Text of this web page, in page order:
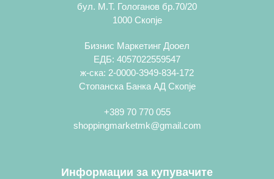
бул. М.Т. Гологанов бр.70/20
1000 Скопје
Бизнис Маркетинг Дооел
ЕДБ: 4057022559547
ж-ска: 2-0000-3949-834-172
Стопанска Банка АД Скопје
+389 70 770 055
shoppingmarketmk@gmail.com
Информации за купувачите